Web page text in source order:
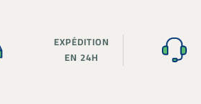
EXPÉDITION
EN 24H